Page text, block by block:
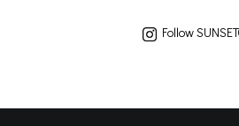
Follow